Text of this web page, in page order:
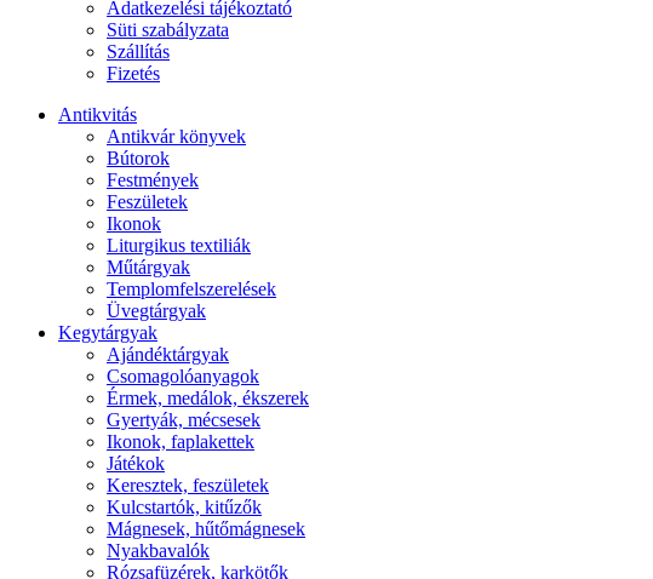
Adatkezelési tájékoztató
Süti szabályzata
Szállítás
Fizetés
Antikvitás
Antikvár könyvek
Bútorok
Festmények
Feszületek
Ikonok
Liturgikus textiliák
Műtárgyak
Templomfelszerelések
Üvegtárgyak
Kegytárgyak
Ajándéktárgyak
Csomagolóanyagok
Érmek, medálok, ékszerek
Gyertyák, mécsesek
Ikonok, faplakettek
Játékok
Keresztek, feszületek
Kulcstartók, kitűzők
Mágnesek, hűtőmágnesek
Nyakbavalók
Rózsafüzérek, karkötők